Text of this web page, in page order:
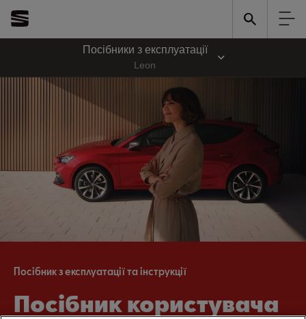
Посібники з експлуатації
Leon
Посібник з експлуатації та інструкції
Посібник користувача